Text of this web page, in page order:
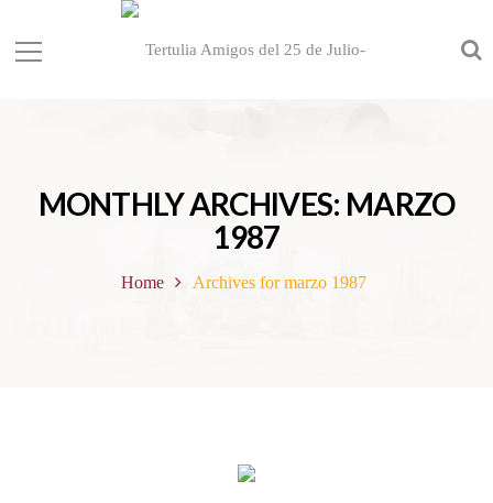
MONTHLY ARCHIVES: MARZO
1987
Home Archives for marzo 1987